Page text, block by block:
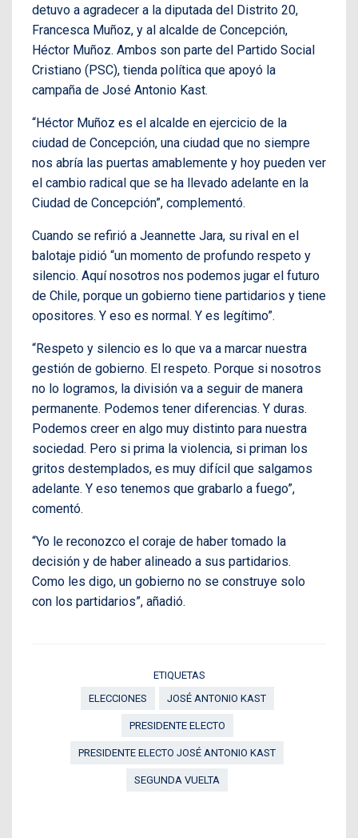
detuvo a agradecer a la diputada del Distrito 20,
Francesca Muñoz, y al alcalde de Concepción,
Héctor Muñoz. Ambos son parte del Partido Social
Cristiano (PSC), tienda política que apoyó la
campaña de José Antonio Kast.
“Héctor Muñoz es el alcalde en ejercicio de la
ciudad de Concepción, una ciudad que no siempre
nos abría las puertas amablemente y hoy pueden ver
el cambio radical que se ha llevado adelante en la
Ciudad de Concepción”, complementó.
Cuando se refirió a Jeannette Jara, su rival en el
balotaje pidió “un momento de profundo respeto y
silencio. Aquí nosotros nos podemos jugar el futuro
de Chile, porque un gobierno tiene partidarios y tiene
opositores. Y eso es normal. Y es legítimo”.
“Respeto y silencio es lo que va a marcar nuestra
gestión de gobierno. El respeto. Porque si nosotros
no lo logramos, la división va a seguir de manera
permanente. Podemos tener diferencias. Y duras.
Podemos creer en algo muy distinto para nuestra
sociedad. Pero si prima la violencia, si priman los
gritos destemplados, es muy difícil que salgamos
adelante. Y eso tenemos que grabarlo a fuego”,
comentó.
“Yo le reconozco el coraje de haber tomado la
decisión y de haber alineado a sus partidarios.
Como les digo, un gobierno no se construye solo
con los partidarios”, añadió.
ETIQUETAS
ELECCIONES
JOSÉ ANTONIO KAST
PRESIDENTE ELECTO
PRESIDENTE ELECTO JOSÉ ANTONIO KAST
SEGUNDA VUELTA